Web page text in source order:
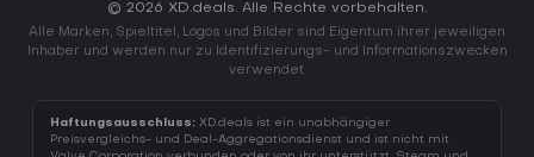
© 2026 XD.deals. Alle Rechte vorbehalten.
Alle Marken, Spieltitel, Logos und Bilder sind Eigentum ihrer jeweiligen
Inhaber und werden nur zu Identifizierungs- und Informationszwecken
verwendet.
Haftungsausschluss: XD.deals ist ein unabhängiger
Preisvergleichs- und Deal-Aggregationsdienst und ist nicht mit